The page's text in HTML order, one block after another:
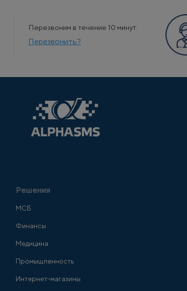
Перезвоним в течение 10 минут.
Перезвонить?
Решения
МСБ
Финансы
Медицина
Промышленность
Интернет-магазины